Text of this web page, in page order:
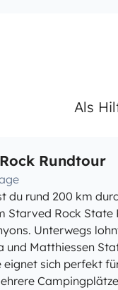
Als
Rundtour
du rund 200 km
Starved Rock State
Unterwegs
und Matthiessen
eignet sich perfekt